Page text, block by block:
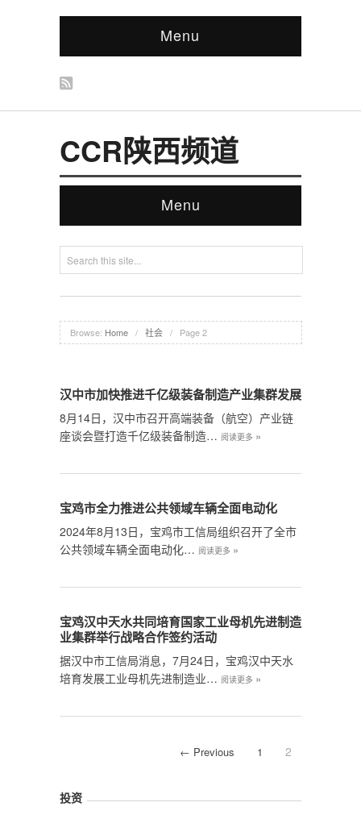
Menu
CCR陕西频道
Menu
Browse: Home / 社会 / Page 2
汉中市加快推进千亿级装备制造产业集群发展
8月14日，汉中市召开高端装备（航空）产业链
座谈会暨打造千亿级装备制造… 阅读更多 »
宝鸡市全力推进公共领域车辆全面电动化
2024年8月13日，宝鸡市工信局组织召开了全市
公共领域车辆全面电动化… 阅读更多 »
宝鸡汉中天水共同培育国家工业母机先进制造
业集群举行战略合作签约活动
据汉中市工信局消息，7月24日，宝鸡汉中天水
培育发展工业母机先进制造业… 阅读更多 »
← Previous 1 2
投资